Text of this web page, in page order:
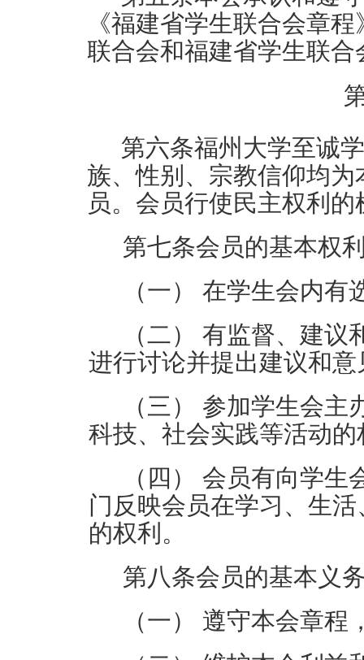
《福建省学生联合会章
联合会和福建省学生联合
第六条福州大学至诚
族、性别、宗教信仰均
员。会员行使民主权利的
第七条会员的基本权
（一） 在学生会内有
（二） 有监督、建议
进行讨论并提出建议和
（三） 参加学生会主
科技、社会实践等活动的
（四） 会员有向学生
门反映会员在学习、生
的权利。
第八条会员的基本义
（一） 遵守本会章程